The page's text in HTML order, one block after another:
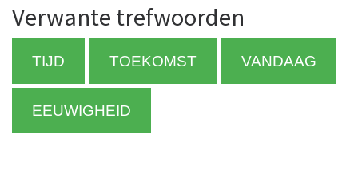
Verwante trefwoorden
TIJD TOEKOMST VANDAAG
EEUWIGHEID